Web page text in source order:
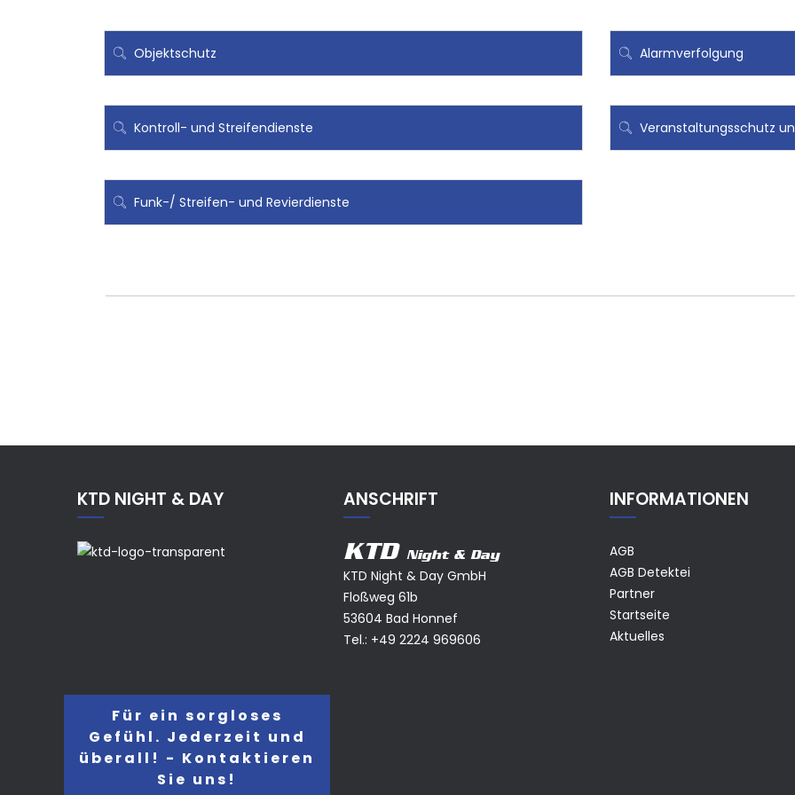
Objektschutz
Kontroll- und Streifendienste
Funk-/ Streifen- und Revierdienste
Alarmverfolgung
Veranstaltungsschutz
KTD NIGHT & DAY ANSCHRIFT
KTD Night & Day
KTD Night & Day GmbH
Floßweg 61b
53604 Bad Honnef
Tel.: +49 2224 969606
INFORMATIONEN
AGB
AGB Detektei
Partner
Startseite
Aktuelles
Für ein sorgloses
Gefühl. Jederzeit und
überall! - Kontaktieren
Sie uns!